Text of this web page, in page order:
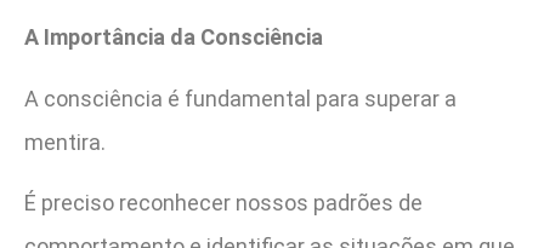
A Importância da Consciência
A consciência é fundamental para superar a
mentira.
É preciso reconhecer nossos padrões de